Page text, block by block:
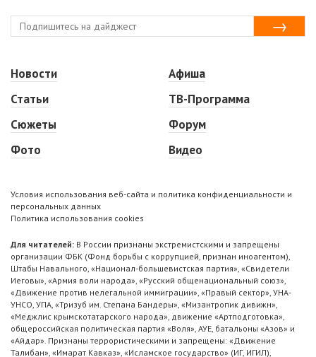
Новости
Статьи
Сюжеты
Фото
Афиша
ТВ-Программа
Форум
Видео
Условия использования веб-сайта и политика конфиденциальности и
персональных данных
Политика использования cookies
Для читателей: В России признаны экстремистскими и запрещены
организации ФБК (Фонд борьбы с коррупцией, признан иноагентом),
Штабы Навального, «Национал-большевистская партия», «Свидетели
Иеговы», «Армия воли народа», «Русский общенациональный союз»,
«Движение против нелегальной иммиграции», «Правый сектор», УНА-
УНСО, УПА, «Тризуб им. Степана Бандеры», «Мизантропик дивижн»,
«Меджлис крымскотатарского народа», движение «Артподготовка»,
общероссийская политическая партия «Воля», АУЕ, батальоны «Азов» и
«Айдар». Признаны террористическими и запрещены: «Движение
Талибан», «Имарат Кавказ», «Исламское государство» (ИГ, ИГИЛ),